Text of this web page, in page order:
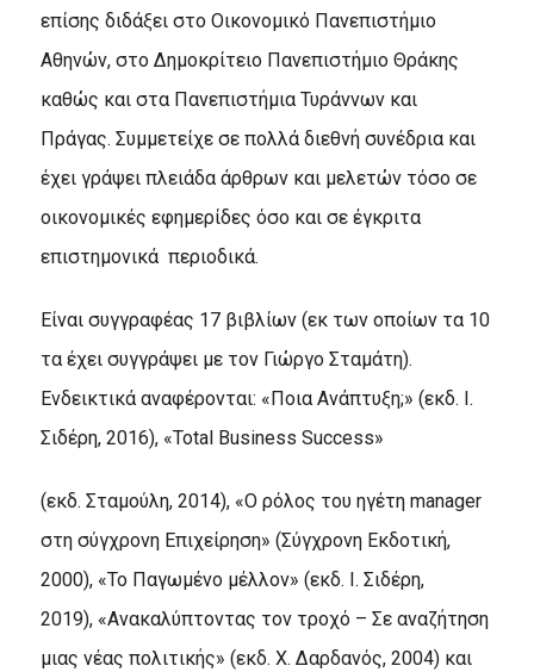
επίσης διδάξει στο Οικονομικό Πανεπιστήμιο
Αθηνών, στο Δημοκρίτειο Πανεπιστήμιο Θράκης
καθώς και στα Πανεπιστήμια Τυράννων και
Πράγας. Συμμετείχε σε πολλά διεθνή συνέδρια και
έχει γράψει πλειάδα άρθρων και μελετών τόσο σε
οικονομικές εφημερίδες όσο και σε έγκριτα
επιστημονικά περιοδικά.
Είναι συγγραφέας 17 βιβλίων (εκ των οποίων τα 10
τα έχει συγγράψει με τον Γιώργο Σταμάτη).
Ενδεικτικά αναφέρονται: «Ποια Ανάπτυξη;» (εκδ. Ι.
Σιδέρη, 2016), «Total Business Success»
(εκδ. Σταμούλη, 2014), «Ο ρόλος του ηγέτη manager
στη σύγχρονη Επιχείρηση» (Σύγχρονη Εκδοτική,
2000), «Το Παγωμένο μέλλον» (εκδ. Ι. Σιδέρη,
2019), «Ανακαλύπτοντας τον τροχό – Σε αναζήτηση
μιας νέας πολιτικής» (εκδ. Χ. Δαρδανός, 2004) και